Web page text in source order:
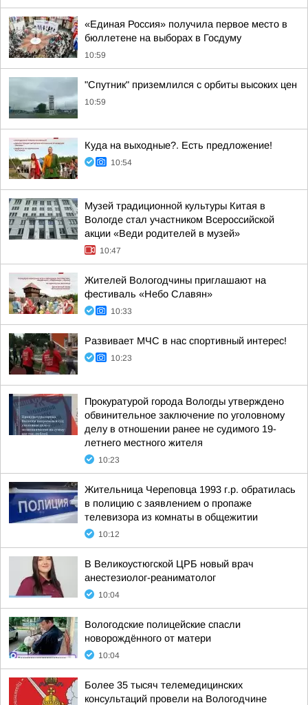
«Единая Россия» получила первое место в
бюллетене на выборах в Госдуму
10:59
"Спутник" приземлился с орбиты высоких цен
10:59
Куда на выходные?. Есть предложение!
10:54
Музей традиционной культуры Китая в
Вологде стал участником Всероссийской
акции «Веди родителей в музей»
10:47
Жителей Вологодчины приглашают на
фестиваль «Небо Славян»
10:33
Развивает МЧС в нас спортивный интерес!
10:23
Прокуратурой города Вологды утверждено
обвинительное заключение по уголовному
делу в отношении ранее не судимого 19-
летнего местного жителя
10:23
Жительница Череповца 1993 г.р. обратилась
в полицию с заявлением о пропаже
телевизора из комнаты в общежитии
10:12
В Великоустюгской ЦРБ новый врач
анестезиолог-реаниматолог
10:04
Вологодские полицейские спасли
новорождённого от матери
10:04
Более 35 тысяч телемедицинских
консультаций провели на Вологодчине